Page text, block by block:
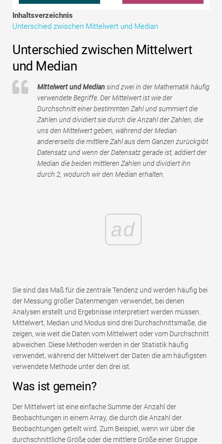
Vollständige Form
Risikomanagement-Tutorials
Inhaltsverzeichnis
Unterschied zwischen Mittelwert und Median
Unterschied zwischen Mittelwert
und Median
Mittelwert und Mediansind zwei in der Mathematik häufig
verwendete Begriffe. Der Mittelwert ist wie der
Durchschnitt einer bestimmten Zahl und summiert die
Zahlen und dividiert sie durch die Anzahl der Zahlen, die
uns den Mittelwert geben, während der Median
andererseits die mittlere Zahl aus dem Ganzen zurückgibt
Datensatz und wenn der Datensatz gerade ist, addiert der
Median die beiden mittleren Zahlen und dividiert ihn
durch 2, wodurch wir den Median erhalten.
ad
Sie sind das Maß für die zentrale Tendenz und werden häufig bei
der Messung großer Datenmengen verwendet, bei denen
Analysen erstellt und Ergebnisse interpretiert werden müssen.
Mittelwert, Median und Modus sind drei Durchschnittsmaße, die
zeigen, wie weit die Daten vom Mittelwert oder vom Durchschnitt
abweichen. Diese Methoden werden in der Statistik häufig
verwendet, während der Mittelwert der Daten die am häufigsten
verwendete Methode unter den drei ist.
Was ist gemein?
Der Mittelwert ist eine einfache Summe der Anzahl der
Beobachtungen in einem Array, die durch die Anzahl der
Beobachtungen geteilt wird. Zum Beispiel, wenn wir über die
durchschnittliche Größe oder die mittlere Größe einer Gruppe